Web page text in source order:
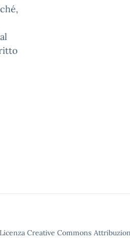
Creative Commons